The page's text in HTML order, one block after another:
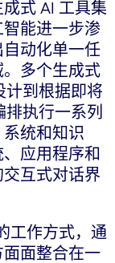
式 AI 工具集
能进一步渗
动化单一任
多个生成式
计到根据即将
执行一系列
统和知识
应用程序和
互式对话界
工作方式，通
面整合在一